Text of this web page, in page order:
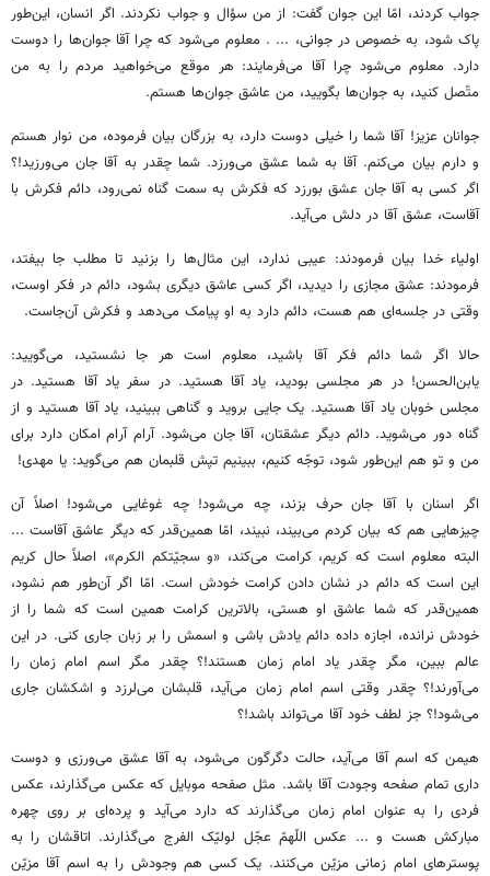
جواب کردند، امّا این جوان گفت: از من سؤال و جواب نکردند. اگر انسان، این‌طور
پاک شود، به خصوص در جوانی، ... . معلوم می‌شود که چرا آقا جوان‌ها را دوست
دارد. معلوم می‌شود چرا آقا می‌فرمایند: هر موقع می‌خواهید مردم را به من
متّصل کنید، به جوان‌ها بگویید، من عاشق جوان‌ها هستم.
جوانان عزیز! آقا شما را خیلی دوست دارد، به بزرگان بیان فرموده، من نوار هستم
و دارم بیان می‌کنم. آقا به شما عشق می‌ورزد. شما چقدر به آقا جان می‌ورزید!؟
اگر کسی به آقا جان عشق بورزد که فکرش به سمت گناه نمی‌رود، دائم فکرش با
آقاست، عشق آقا در دلش می‌آید.
اولیاء خدا بیان فرمودند: عیبی ندارد، این مثال‌ها را بزنید تا مطلب جا بیفتد،
فرمودند: عشق مجازی را دیدید، اگر کسی عاشق دیگری بشود، دائم در فکر اوست،
وقتی در جلسه‌ای هم هست، دائم دارد به او پیامک می‌دهد و فکرش آن‌جاست.
حالا اگر شما دائم فکر آقا باشید، معلوم است هر جا نشستید، می‌گویید:
یابن‌الحسن! در هر مجلسی بودید، یاد آقا هستید. در سفر یاد آقا هستید. در
مجلس خوبان یاد آقا هستید. یک جایی بروید و گناهی ببینید، یاد آقا هستید و از
گناه دور می‌شوید. دائم دیگر عشقتان، آقا جان می‌شود. آرام آرام امکان دارد برای
من و تو هم این‌طور شود، توجّه کنیم، ببینیم تپش قلبمان هم می‌گوید: یا مهدی!
اگر اسنان با آقا جان حرف بزند، چه می‌شود! چه غوغایی می‌شود! اصلاً آن
چیزهایی هم که بیان کردم می‌بیند، نبیند، امّا همین‌قدر که دیگر عاشق آقاست ...
البته معلوم است که کریم، کرامت می‌کند، «و سجیّتکم الکرم»، اصلاً حال کریم
این است که دائم در نشان دادن کرامت خودش است. امّا اگر آن‌طور هم نشود،
همین‌قدر که شما عاشق او هستی، بالاترین کرامت همین است که شما را از
خودش نرانده، اجازه داده دائم یادش باشی و اسمش را بر زبان جاری کنی. در این
عالم ببین، مگر چقدر یاد امام زمان هستند!؟ چقدر مگر اسم امام زمان را
می‌آورند!؟ چقدر وقتی اسم امام زمان می‌آید، قلبشان می‌لرزد و اشکشان جاری
می‌شود!؟ جز لطف خود آقا می‌تواند باشد!؟
هیمن که اسم آقا می‌آید، حالت دگرگون می‌شود، به آقا عشق می‌ورزی و دوست
داری تمام صفحه وجودت آقا باشد. مثل صفحه موبایل که عکس می‌گذارند، عکس
فردی را به عنوان امام زمان می‌گذارند که دارد می‌آید و پرده‌ای بر روی چهره
مبارکش هست و ... عکس اللّهمّ عجّل لولیّک الفرج می‌گذارند. اتاقشان را به
پوسترهای امام زمانی مزیّن می‌کنند. یک کسی هم وجودش را به اسم آقا مزیّن